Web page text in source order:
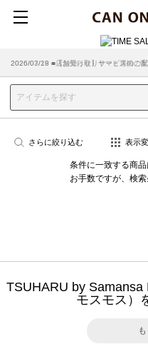
2026/07/29 ■【お知らせ】ヤマト運輸の
2026/03/18 ■店舗受け取りサービスのご
さらに絞り込む 表示
条件に一致する商品
お手数ですが、検索
TSUHARU by
モスモス）